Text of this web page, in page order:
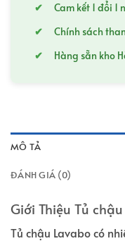
Cam kết 1 đổi
Chính sách
Hàng sẵn kho
MÔ TẢ
ĐÁNH GIÁ (0)
Giới Thiệu Tủ
Tủ chậu Lavabo có